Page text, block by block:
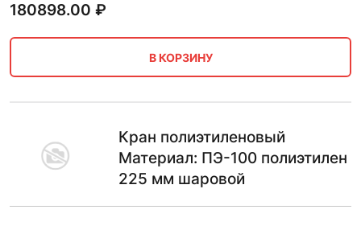
180898.00 ₽
В КОРЗИНУ
Кран полиэтиленовый
Материал: ПЭ-100 полиэтилен
225 мм шаровой